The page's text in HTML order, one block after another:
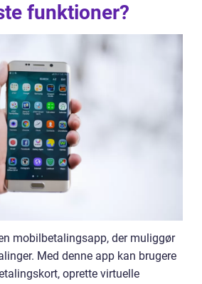
funktioner?
mobilbetalingsapp, der muliggør
Med denne app kan brugere
oprette virtuelle